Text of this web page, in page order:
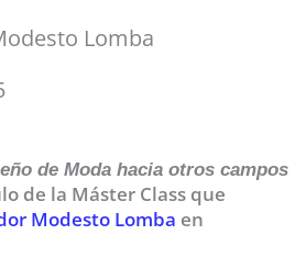
Lomba
de Moda hacia otros campos
de la Máster Class que
Modesto Lomba en